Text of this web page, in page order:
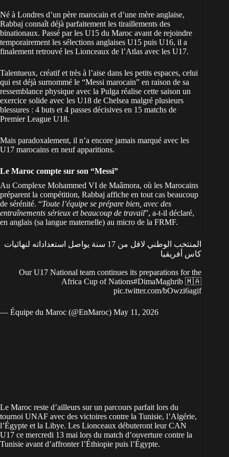
Né à Londres d’un père marocain et d’une mère anglaise,
Rabbaj connaît déjà parfaitement les tiraillements des
binationaux. Passé par les U15 du Maroc avant de rejoindre
temporairement les sélections anglaises U15 puis U16, il a
finalement retrouvé les Lionceaux de l’Atlas avec les U17.
Talentueux, créatif et très à l’aise dans les petits espaces, celui
qui est déjà surnommé le “Messi marocain” en raison de sa
ressemblance physique avec la Pulga réalise cette saison un
exercice solide avec les U18 de Chelsea malgré plusieurs
blessures : 4 buts et 4 passes décisives en 15 matchs de
Premier League U18.
Mais paradoxalement, il n’a encore jamais marqué avec les
U17 marocains en neuf apparitions.
Le Maroc compte sur son “Messi”
Au Complexe Mohammed VI de Maâmora, où les Marocains
préparent la compétition, Rabbaj affiche en tout cas beaucoup
de sérénité. “Toute l’équipe se prépare bien, avec des
entraînements sérieux et beaucoup de travail”, a-t-il déclaré,
en anglais (sa langue maternelle) au micro de la FRMF.
المنتخب الوطني لاقل من 17 سنة يواصل استعداداته لنهائيات
كاس أفريقيا
Our U17 National team continues its preparations for the
Africa Cup of Nations#DimaMaghrib 🇲🇦
pic.twitter.com/bOwzi6agif
— Équipe du Maroc (@EnMaroc) May 11, 2026
Le Maroc reste d’ailleurs sur un parcours parfait lors du
tournoi UNAF avec des victoires contre la Tunisie, l’Algérie,
l’Égypte et la Libye. Les Lionceaux débuteront leur CAN
U17 ce mercredi 13 mai lors du match d’ouverture contre la
Tunisie avant d’affronter l’Éthiopie puis l’Égypte.